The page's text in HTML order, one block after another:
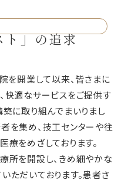
ト」の追求
開業して以来、皆さまに
快適なサービスをご提供す
に取り組んでまいりまし
を集め、技工センターや往
をめざしております。
所を開設し、きめ細やかな
ただいております。患者さ